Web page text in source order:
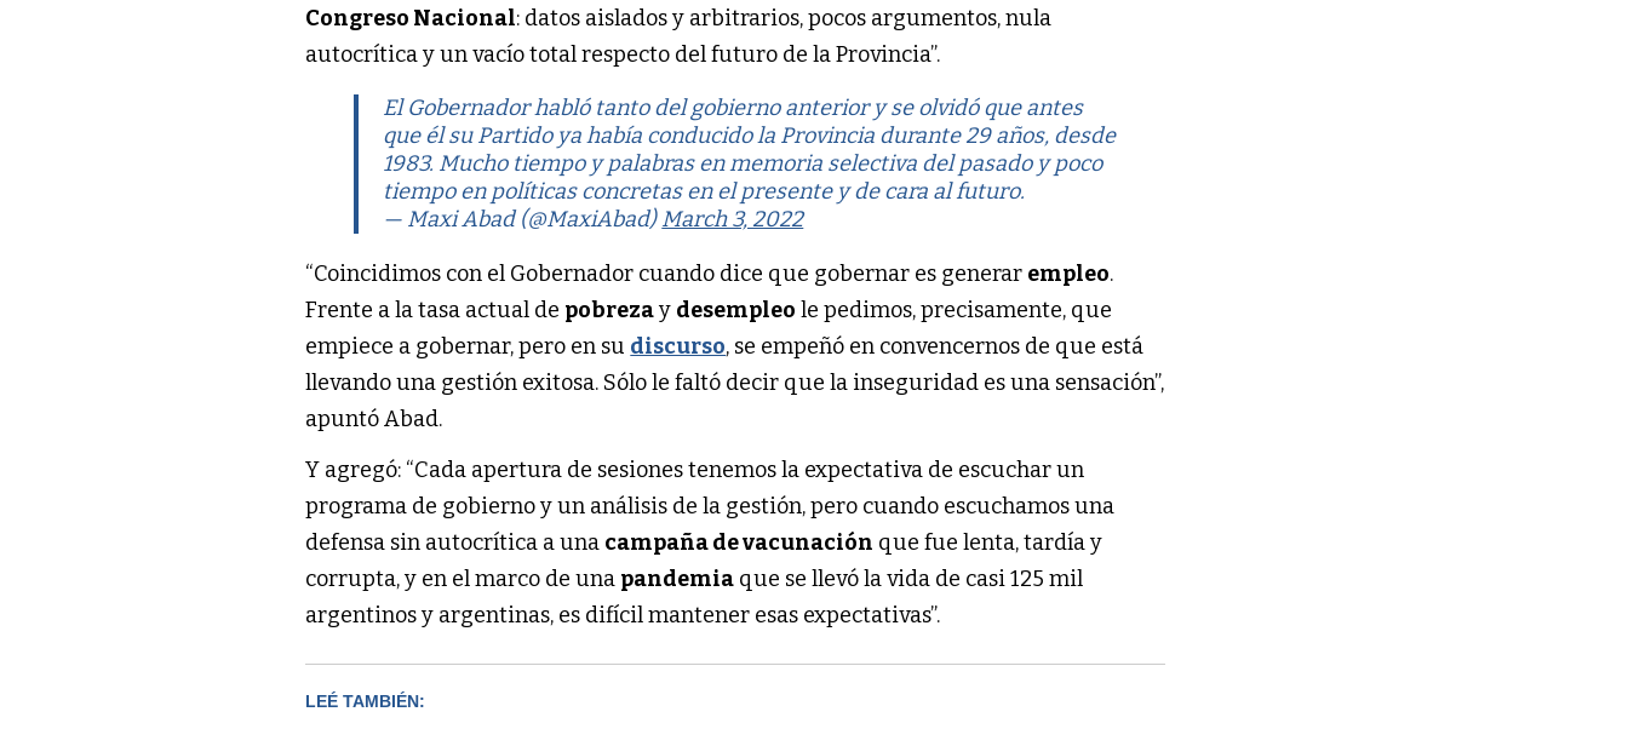
Congreso Nacional: datos aislados y arbitrarios, pocos argumentos, nula
autocrítica y un vacío total respecto del futuro de la Provincia”.
El Gobernador habló tanto del gobierno anterior y se olvidó que antes
que él su Partido ya había conducido la Provincia durante 29 años, desde
1983. Mucho tiempo y palabras en memoria selectiva del pasado y poco
tiempo en políticas concretas en el presente y de cara al futuro.
— Maxi Abad (@MaxiAbad)March 3, 2022
“Coincidimos con el Gobernador cuando dice que gobernar es generar empleo.
Frente a la tasa actual de pobrezay desempleo le pedimos, precisamente, que
empiece a gobernar, pero en su discurso, se empeñó en convencernos de que está
llevando una gestión exitosa. Sólo le faltó decir que la inseguridad es una sensación”,
apuntó Abad.
Y agregó: “Cada apertura de sesiones tenemos la expectativa de escuchar un
programa de gobierno y un análisis de la gestión, pero cuando escuchamos una
defensa sin autocrítica a una campaña de vacunación que fue lenta, tardía y
corrupta, y en el marco de una pandemia que se llevó la vida de casi 125 mil
argentinos y argentinas, es difícil mantener esas expectativas”.
LEÉ TAMBIÉN: